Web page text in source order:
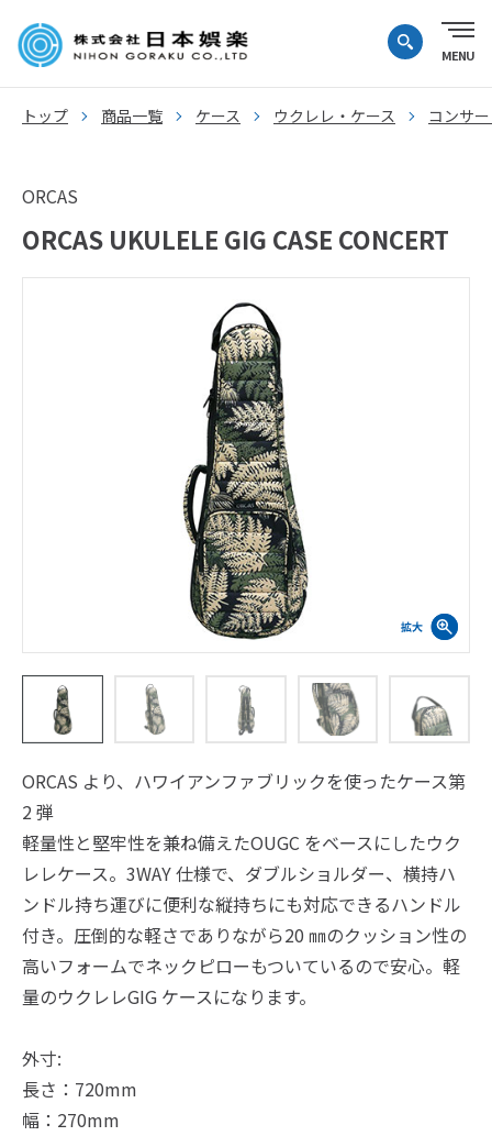
トップ 商品一覧 ケース ウクレレ・ケース コンサ
ORCAS
ORCAS UKULELE GIG CASE CONCERT
ORCAS より、ハワイアンファブリックを使ったケース第
2 弾
軽量性と堅牢性を兼ね備えたOUGC をベースにしたウク
レレケース。3WAY 仕様で、ダブルショルダー、横持ハ
ンドル持ち運びに便利な縦持ちにも対応できるハンドル
付き。圧倒的な軽さでありながら20 ㎜のクッション性の
高いフォームでネックピローもついているので安心。軽
量のウクレレGIG ケースになります。
外寸:
長さ：720mm
幅：270mm